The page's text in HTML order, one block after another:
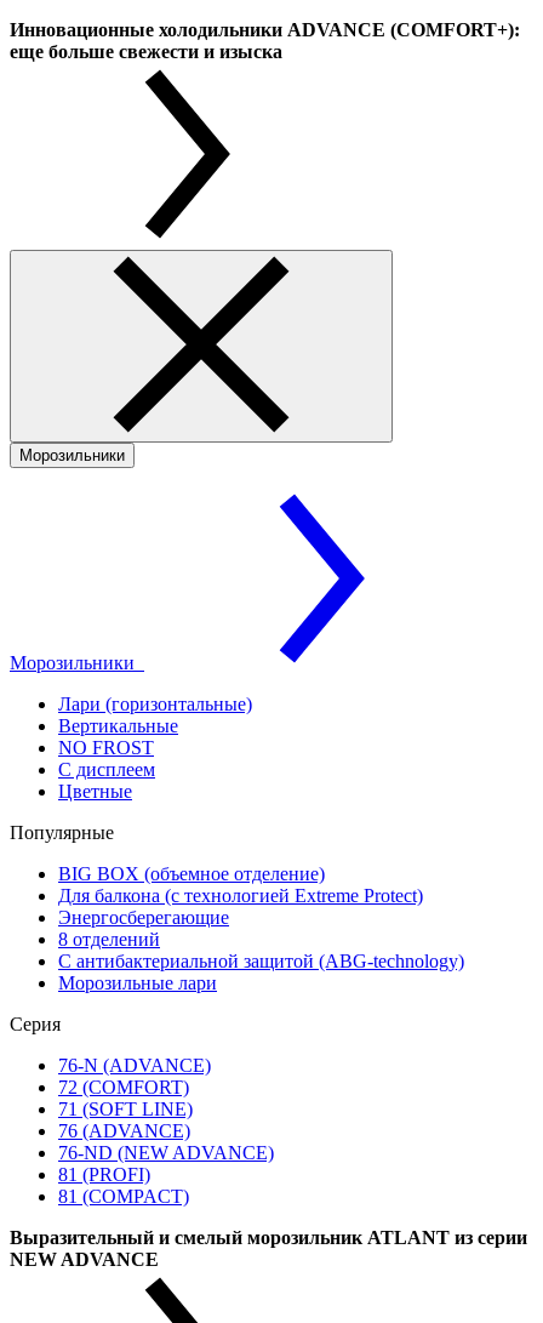
Инновационные холодильники ADVANCE (COMFORT+):
еще больше свежести и изыска
Морозильники
Морозильники
Лари (горизонтальные)
Вертикальные
NO FROST
С дисплеем
Цветные
Популярные
BIG BOX (объемное отделение)
Для балкона (с технологией Extreme Protect)
Энергосберегающие
8 отделений
С антибактериальной защитой (ABG-technology)
Морозильные лари
Серия
76-N (ADVANCE)
72 (COMFORT)
71 (SOFT LINE)
76 (ADVANCE)
76-ND (NEW ADVANCE)
81 (PROFI)
81 (COMPACT)
Выразительный и смелый морозильник ATLANT из серии
NEW ADVANCE